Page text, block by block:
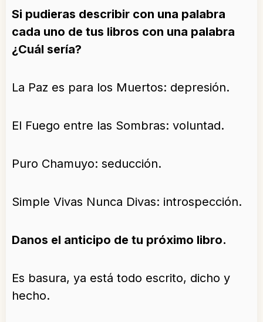
Si pudieras describir con una palabra
cada uno de tus libros con una palabra
¿Cuál sería?
La Paz es para los Muertos: depresión.
El Fuego entre las Sombras: voluntad.
Puro Chamuyo: seducción.
Simple Vivas Nunca Divas: introspección.
Danos el anticipo de tu próximo libro.
Es basura, ya está todo escrito, dicho y
hecho.